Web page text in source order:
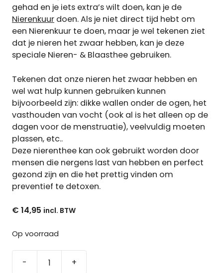
gehad en je iets extra’s wilt doen, kan je de
Nierenkuur doen. Als je niet direct tijd hebt om
een Nierenkuur te doen, maar je wel tekenen ziet
dat je nieren het zwaar hebben, kan je deze
speciale Nieren- & Blaasthee gebruiken.
Tekenen dat onze nieren het zwaar hebben en
wel wat hulp kunnen gebruiken kunnen
bijvoorbeeld zijn: dikke wallen onder de ogen, het
vasthouden van vocht (ook al is het alleen op de
dagen voor de menstruatie), veelvuldig moeten
plassen, etc..
Deze nierenthee kan ook gebruikt worden door
mensen die nergens last van hebben en perfect
gezond zijn en die het prettig vinden om
preventief te detoxen.
€ 14,95
Op voorraad
- +